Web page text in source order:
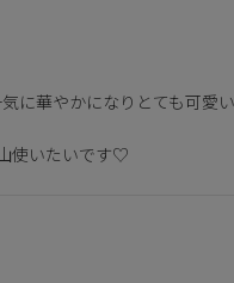
に華やかになりとても可愛い
使いたいです♡